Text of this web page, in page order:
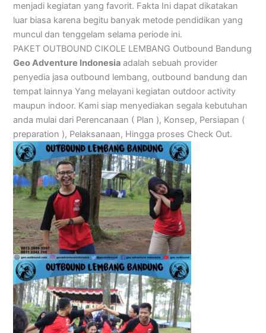
menjadi kegiatan yang favorit. Fakta Ini dapat dikatakan
luar biasa karena begitu banyak metode pendidikan yang
muncul dan tenggelam selama periode ini.
PAKET OUTBOUND CIKOLE LEMBANG Outbound Bandung
Geo Adventure Indonesia adalah sebuah provider
penyedia jasa outbound lembang, outbound bandung dan
tempat lainnya Yang melayani kegiatan outdoor activity
maupun indoor. Kami siap menyediakan segala kebutuhan
anda mulai dari Perencanaan ( Plan ), Konsep, Persiapan (
preparation ), Pelaksanaan, Hingga proses Check Out.